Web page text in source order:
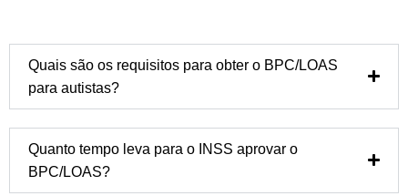
Quais são os requisitos para obter o BPC/LOAS
para autistas?
Quanto tempo leva para o INSS aprovar o
BPC/LOAS?